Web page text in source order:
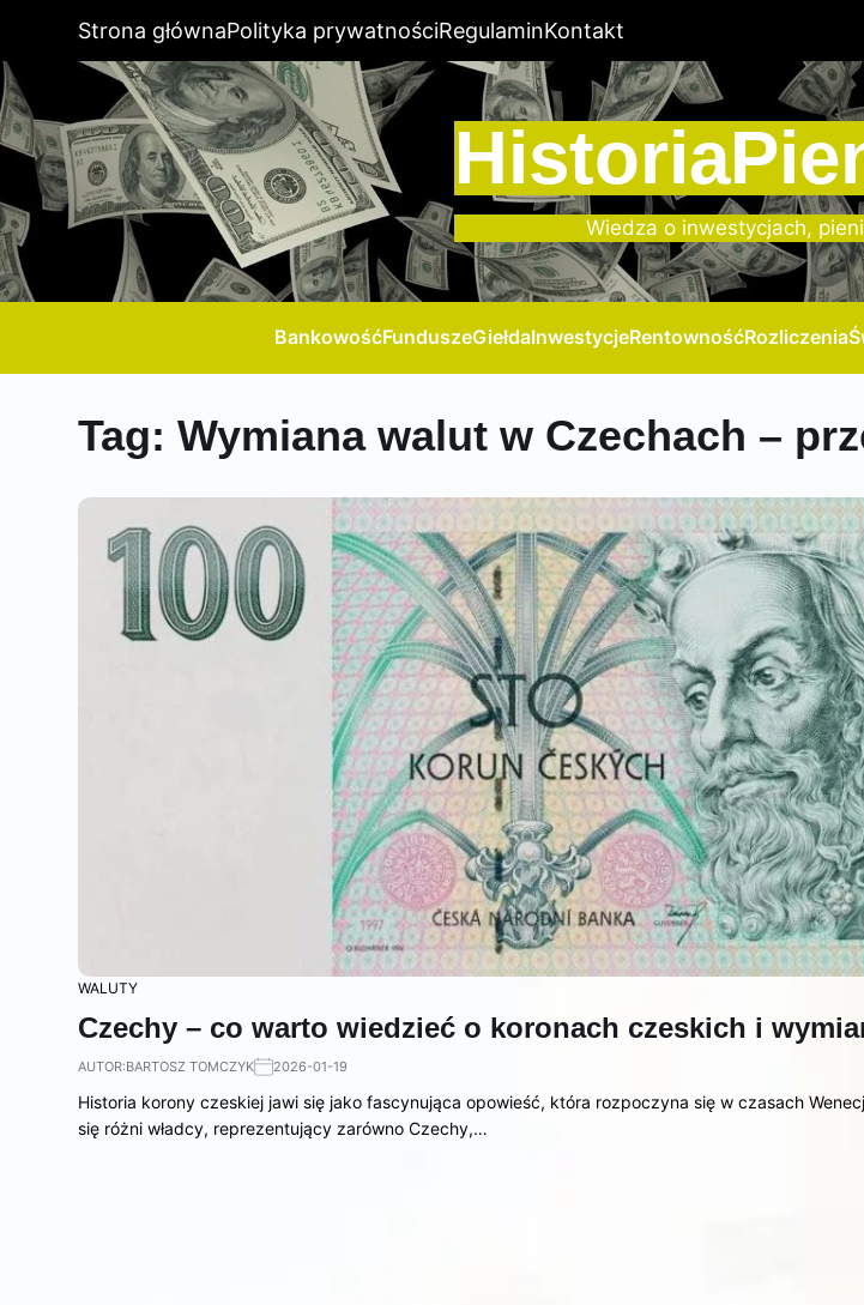
Strona głównaPolityka prywatnościRegulaminKontakt
Wiedza o inwestycjach,
BankowośćFunduszeGiełdaInwestycjeRentownośćRozliczenia
Tag: Wymiana walut w Czechach –
WALUTY
Czechy – co warto wiedzieć o koronach czeskich i
AUTOR:BARTOSZ TOMCZYK 2026-01-19
Historia korony czeskiej jawi się jako fascynująca opowieść, która rozpoczyna się w czasach
się różni władcy, reprezentujący zarówno Czechy,…